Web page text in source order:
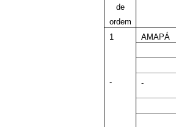
de
ordem
1 AMAPÁ
-
-